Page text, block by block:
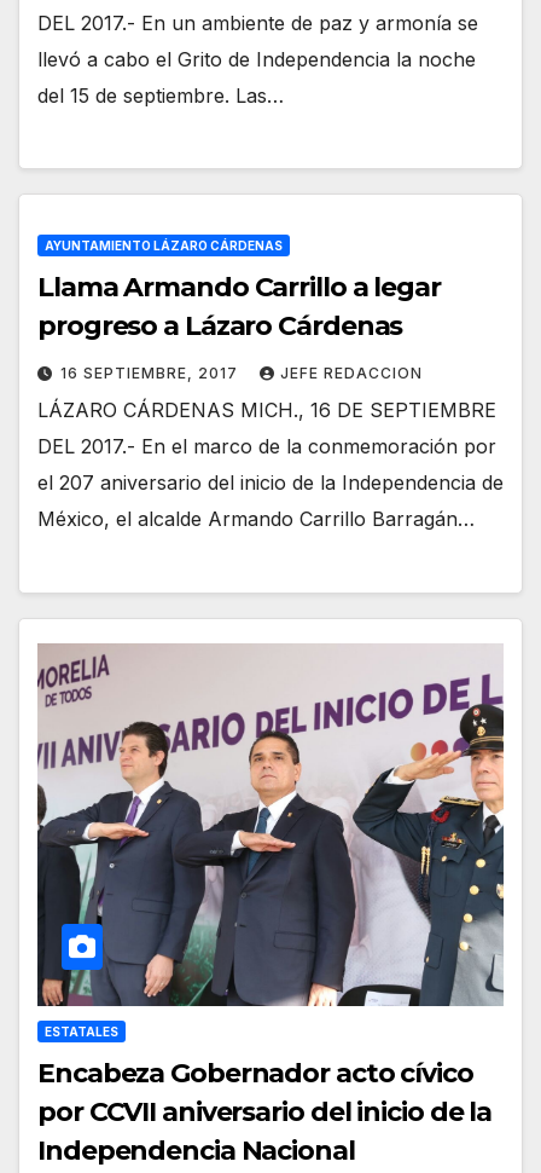
DEL 2017.- En un ambiente de paz y armonía se
llevó a cabo el Grito de Independencia la noche
del 15 de septiembre. Las…
AYUNTAMIENTO LÁZARO CÁRDENAS
Llama Armando Carrillo a legar
progreso a Lázaro Cárdenas
16 SEPTIEMBRE, 2017 JEFE REDACCION
LÁZARO CÁRDENAS MICH., 16 DE SEPTIEMBRE
DEL 2017.- En el marco de la conmemoración por
el 207 aniversario del inicio de la Independencia de
México, el alcalde Armando Carrillo Barragán…
ESTATALES
Encabeza Gobernador acto cívico
por CCVII aniversario del inicio de la
Independencia Nacional